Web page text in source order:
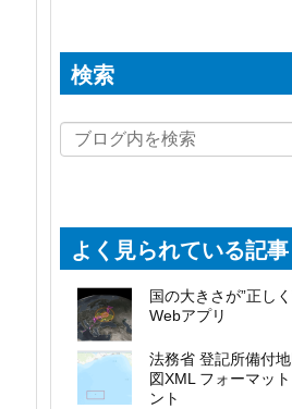
検索
よく見られている記事
国の大きさが”正し
Webアプリ
法務省 登記所備付
図XML フォーマッ
ント